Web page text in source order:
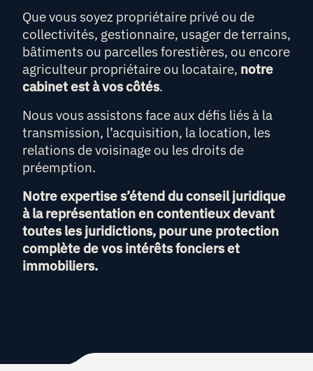
Que vous soyez propriétaire privé ou de
collectivités, gestionnaire, usager de terrains,
bâtiments ou parcelles forestières, ou encore
agriculteur propriétaire ou locataire, notre
cabinet est à vos côtés.
Nous vous assistons face aux défis liés à la
transmission, l’acquisition, la location, les
relations de voisinage ou les droits de
préemption.
Notre expertise s’étend du conseil juridique
à la représentation en contentieux devant
toutes les juridictions, pour une protection
complète de vos intérêts fonciers et
immobiliers.